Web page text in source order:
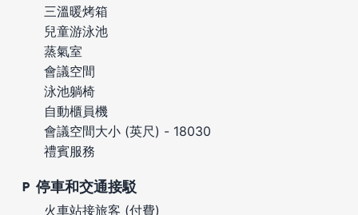
三溫暖烤箱
兒童游泳池
蒸氣室
會議空間
泳池躺椅
自動櫃員機
會議空間大小 (英尺) - 18030
禮賓服務
停車和交通接駁
火車站接旅客 (付費)